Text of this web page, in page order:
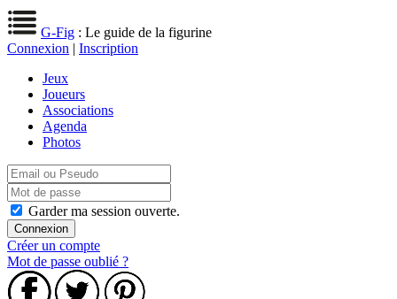
G-Fig : Le guide de la figurine
Connexion | Inscription
Jeux
Joueurs
Associations
Agenda
Photos
Garder ma session ouverte.
Créer un compte
Mot de passe oublié ?